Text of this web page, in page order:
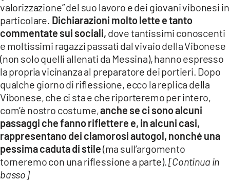
LACAPITALENEWS.IT
App
ANDROID
APPLE
valorizzazione” del suo lavoro e dei giovani vibonesi in
particolare. Dichiarazioni molto lette e tanto
commentate sui sociali, dove tantissimi conoscenti
e moltissimi ragazzi passati dal vivaio della Vibonese
(non solo quelli allenati da Messina), hanno espresso
la propria vicinanza al preparatore dei portieri. Dopo
qualche giorno di riflessione, ecco la replica della
Vibonese, che ci sta e che riporteremo per intero,
com’è nostro costume,anche se ci sono alcuni
passaggi che fanno riflettere e, in alcuni casi,
rappresentano dei clamorosi autogol, nonché una
pessima caduta di stile(ma sull’argomento
torneremo con una riflessione a parte).[Continua in
basso]